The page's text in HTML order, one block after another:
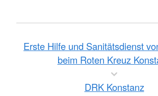
Erste Hilfe und Sanitätsdienst
beim Roten Kreuz
DRK Konstanz